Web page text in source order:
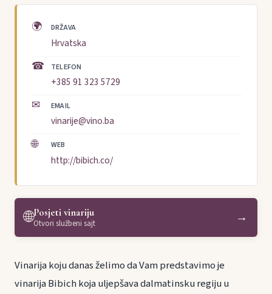
🌍 DRŽAVA
Hrvatska
☎ TELEFON
+385 91 323 5729
✉ EMAIL
vinarije@vino.ba
🌐 WEB
http://bibich.co/
🌐Posjeti vinariju
Otvori službeni sajt →
Vinarija koju danas želimo da Vam predstavimo je
vinarija Bibich koja uljepšava dalmatinsku regiju u